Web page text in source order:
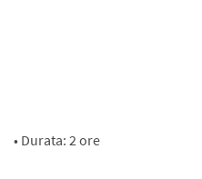
• Durata: 2 ore